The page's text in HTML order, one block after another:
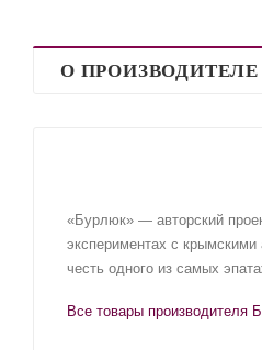
О ПРОИЗВОДИТЕЛЕ
«Бурлюк» — авторский
экспериментах с
честь одного из самых
Все товары производителя